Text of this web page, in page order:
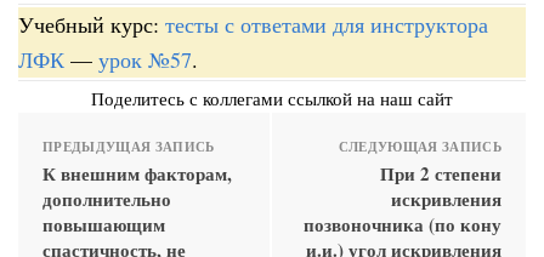
Учебный курс: тесты с ответами для инструктора
ЛФК — урок №57.
Поделитесь с коллегами ссылкой на наш сайт
ПРЕДЫДУЩАЯ ЗАПИСЬ
К внешним факторам,
дополнительно
повышающим
спастичность, не
СЛЕДУЮЩАЯ ЗАПИСЬ
При 2 степени
искривления
позвоночника (по кону
и.и.) угол искривления